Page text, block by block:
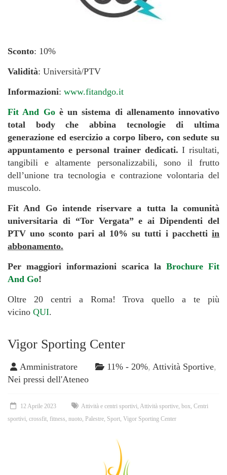
Sconto: 10%
Validità: Università/PTV
Informazioni: www.fitandgo.it
Fit And Goè un sistema di allenamento innovativo
total body che abbina tecnologie di ultima
generazione ed esercizio a corpo libero, con sedute su
appuntamento e personal trainer dedicati. I risultati,
tangibili e altamente personalizzabili, sono il frutto
dell’unione tra tecnologia e contrazione volontaria del
muscolo.
Fit And Go intende riservare a tutta la comunità
universitaria di “Tor Vergata” e ai Dipendenti del
PTV uno sconto pari al 10% su tutti i pacchetti in
abbonamento.
Per maggiori informazioni scarica la Brochure Fit
And Go!
Oltre 20 centri a Roma! Trova quello a te più
vicino QUI.
Vigor Sporting Center
Amministratore 11% - 20%, Attività Sportive,
Nei pressi dell'Ateneo
12 Aprile 2023 Attività e centri sportivi Attività sportive box Centri
sportivi crossfit fitness nuoto Palestre Sport Vigor Sporting Center